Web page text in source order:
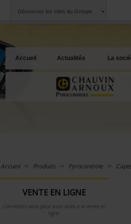
Découvrez les sites du Groupe
Accueil Actualités La
Accueil Produits Pyrocontrole
VENTE EN LIGNE
Connectez-vous pour avoir accès à la vente en
ligne.